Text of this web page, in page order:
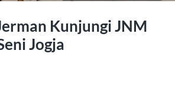
Kunjungi JNM
Jogja